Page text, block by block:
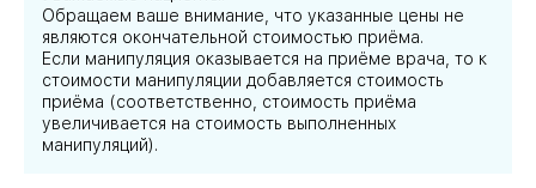
Обращаем ваше внимание, что указанные цены не
являются окончательной стоимостью приёма.
Если манипуляция оказывается на приёме врача, то к
стоимости манипуляции добавляется стоимость
приёма (соответственно, стоимость приёма
увеличивается на стоимость выполненных
манипуляций).